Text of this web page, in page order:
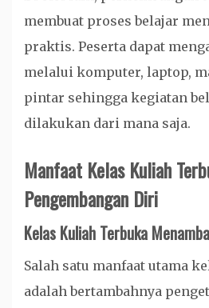
membuat proses belajar
praktis. Peserta dapat
melalui komputer, laptop,
pintar sehingga kegiatan
dilakukan dari mana saja.
Manfaat Kelas Kuliah
Pengembangan Diri
Kelas Kuliah Terbuka
Salah satu manfaat utama
adalah bertambahnya